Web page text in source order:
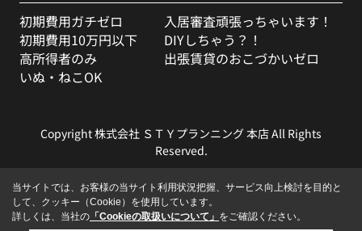
初期費用ガチゼロ
初期費用10万円以下
高所得者のみ
いぬ・ねこOK
入居審査頑張っちゃいます！
DIYしちゃう？！
出張賃貸のおこづかいゼロ
Copyright 株式会社 ＳＴＹプランニング 本店 All Rights
Reserved.
当サイトでは、お客様の当サイト利用状況把握、サービス向上検討を目的と
して、クッキー（Cookie）を使用しています。
詳しくは、当社の 「Cookieの取扱いについて」 をご確認ください。